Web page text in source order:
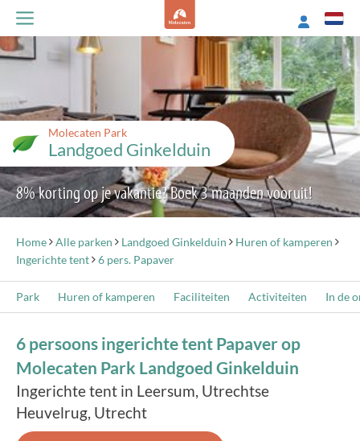
Molecaten Park
Landgoed Ginkelduin
8% korting op je vakantie? Boek 3 maanden vooruit!
Home Alle parken Landgoed Ginkelduin
Huren of kamperen
Ingerichte tent
6 pers. Papaver
Park Huren of kamperen Faciliteiten Activiteiten In de
6 persoons ingerichte tent Papaver op
Molecaten Park Landgoed Ginkelduin
Ingerichte tent in Leersum, Utrechtse
Heuvelrug, Utrecht